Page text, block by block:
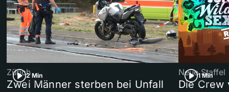
2 Min
Zürich
Zwei Männer sterben bei Unfall
1 Min
Neue Staffel
Die Crew